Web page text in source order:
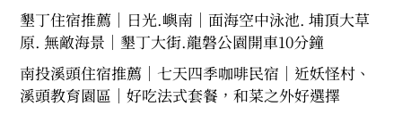
墾丁住宿推薦｜日光.嶼南｜面海空中泳池. 埔頂大草
原. 無敵海景｜墾丁大街.龍磐公園開車10分鐘
南投溪頭住宿推薦｜七天四季咖啡民宿｜近妖怪村、
溪頭教育園區｜好吃法式套餐，和菜之外好選擇